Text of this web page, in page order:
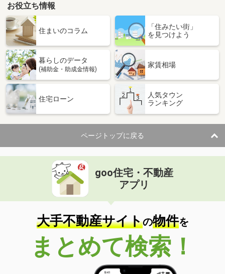
お役立ち情報
住まいのコラム
「住みたい街」
を見つけよう
暮らしのデータ
(補助金・助成金情報)
家賃相場
住宅ローン
人気タウン
ランキング
ページトップに戻る
goo住宅・不動産
アプリ
大手不動産サイトの物件を
まとめて検索！